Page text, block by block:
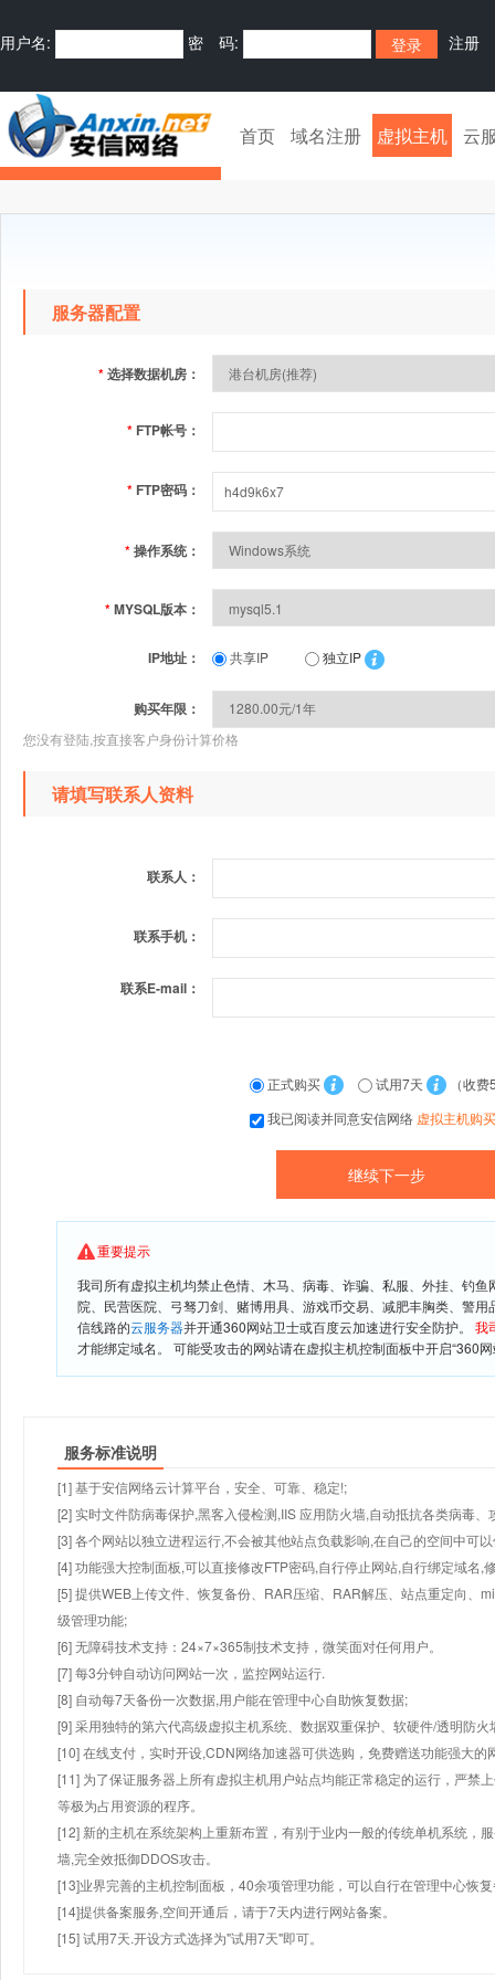
用户名: 密 码: 注册
首页 域名注册 虚拟主机 云
服务器配置
*选择数据机房：
* FTP帐号：
* FTP密码：
*操作系统：
*MYSQL版本：
IP地址： 共享IP 独立IP
购买年限：
您没有登陆,按直接客户身份计算价格
请填写联系人资料
联系人：
联系手机：
联系E-mail：
正式购买 试用7天
（收费
我已阅读并同意安信网络 虚拟主机购
重要提示
我司所有虚拟主机均禁止色情、木马、病毒、诈骗、私服、外挂、钓
院、民营医院、弓驽刀剑、赌博用具、游戏币交易、减肥丰胸类、警
信线路的云服务器并开通360网站卫士或百度云加速进行安全防护。 我
才能绑定域名。 可能受攻击的网站请在虚拟主机控制面板中开启“360
服务标准说明
[1] 基于安信网络云计算平台，安全、可靠、稳定!;
[2] 实时文件防病毒保护,黑客入侵检测,IIS 应用防火墙,自动抵抗各类病毒、
[3] 各个网站以独立进程运行,不会被其他站点负载影响,在自己的空间中可
[4] 功能强大控制面板,可以直接修改FTP密码,自行停止网站,自行绑定域名,
[5] 提供WEB上传文件、恢复备份、RAR压缩、RAR解压、站点重定向、
级管理功能;
[6] 无障碍技术支持：24×7×365制技术支持，微笑面对任何用户。
[7] 每3分钟自动访问网站一次，监控网站运行.
[8] 自动每7天备份一次数据,用户能在管理中心自助恢复数据;
[9] 采用独特的第六代高级虚拟主机系统、数据双重保护、软硬件/透明防火
[10] 在线支付，实时开设,CDN网络加速器可供选购，免费赠送功能强大
[11] 为了保证服务器上所有虚拟主机用户站点均能正常稳定的运行，严禁
等极为占用资源的程序。
[12] 新的主机在系统架构上重新布置，有别于业内一般的传统单机系统，
墙,完全效抵御DDOS攻击。
[13]业界完善的主机控制面板，40余项管理功能，可以自行在管理中心恢
[14]提供备案服务,空间开通后，请于7天内进行网站备案。
[15] 试用7天.开设方式选择为"试用7天"即可。